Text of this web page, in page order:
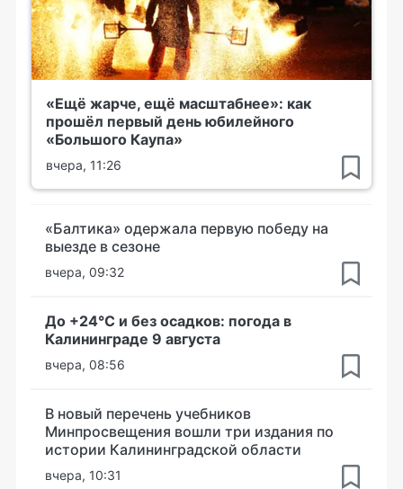
«Ещё жарче, ещё масштабнее»: как
прошёл первый день юбилейного
«Большого Каупа»
вчера, 11:26
«Балтика» одержала первую победу на
выезде в сезоне
вчера, 09:32
До +24°С и без осадков: погода в
Калининграде 9 августа
вчера, 08:56
В новый перечень учебников
Минпросвещения вошли три издания по
истории Калининградской области
вчера, 10:31